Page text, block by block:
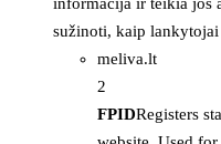
sužinoti, kaip lankytojai
meliva.lt
2
FPIDRegisters